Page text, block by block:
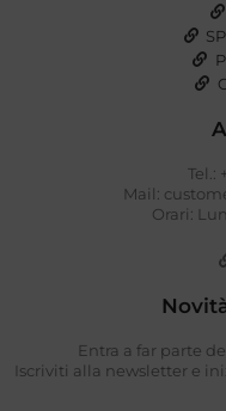
Tel.:
Mail:
Orari:
Entra a far parte
Iscriviti alla newsletter e